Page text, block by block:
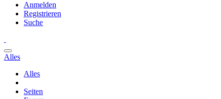
Anmelden
Registrieren
Suche
Alles
Alles
Seiten